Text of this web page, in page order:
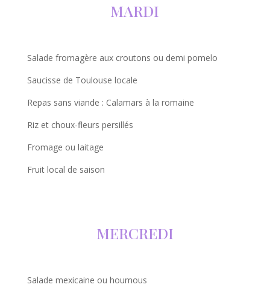
MARDI
Salade fromagère aux croutons ou demi pomelo
Saucisse de Toulouse locale
Repas sans viande : Calamars à la romaine
Riz et choux-fleurs persillés
Fromage ou laitage
Fruit local de saison
MERCREDI
Salade mexicaine ou houmous